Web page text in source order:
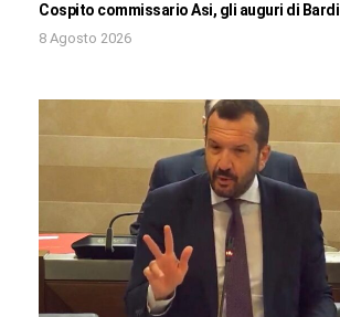
Cospito commissario Asi, gli auguri di Bardi
8 Agosto 2026